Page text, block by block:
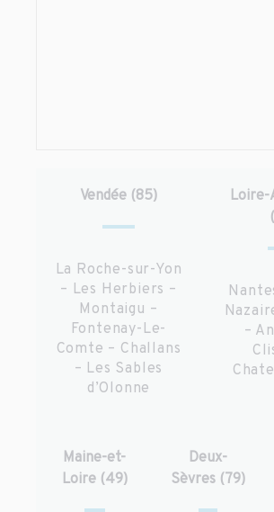
Vendée (85)
La Roche-sur-Yon
– Les Herbiers –
Montaigu –
Fontenay-Le-
Comte – Challans
– Les Sables
d’Olonne
–
Maine-et-
Loire (49)
Deux-
Sèvres (79)